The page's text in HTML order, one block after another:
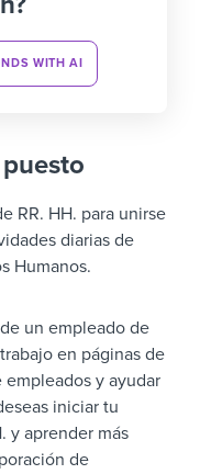
WITH AI
RR. HH. para unirse
diarias de
Humanos.
un empleado de
en páginas de
y ayudar
iniciar tu
y aprender más
de